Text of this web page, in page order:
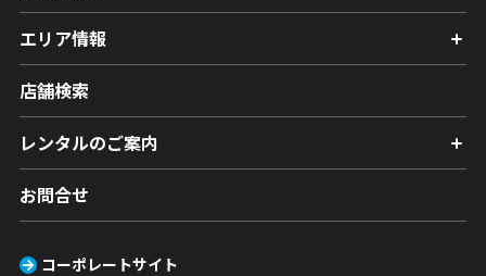
エリア情報
店舗検索
レンタルのご案内
お問合せ
コーポレートサイト